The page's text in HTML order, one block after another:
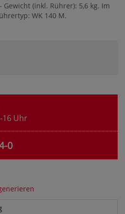
Gewicht (inkl. Rührer): 5,6 kg. Im
WK 140 M.
16 Uhr
0